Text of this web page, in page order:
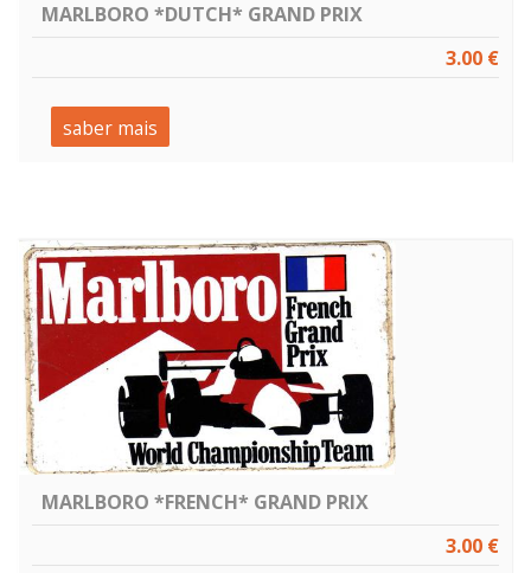
MARLBORO *DUTCH* GRAND PRIX
3.00 €
saber mais
MARLBORO *FRENCH* GRAND PRIX
3.00 €